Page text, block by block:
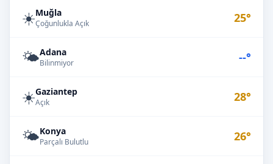
☀️Muğla
Çoğunlukla Açık 25°
🌤️Adana
Bilinmiyor --°
☀️Gaziantep
Açık 28°
🌤️Konya
Parçalı Bulutlu 26°